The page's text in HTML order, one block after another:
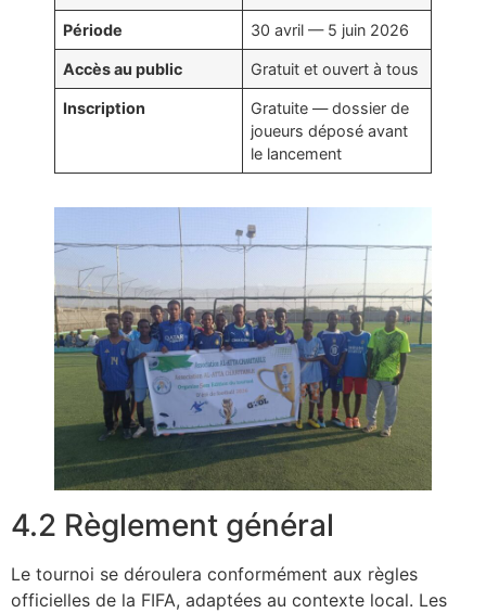
Période 30 avril — 5 juin 2026
Accès au public Gratuit et ouvert à tous
Inscription
Gratuite — dossier de
joueurs déposé avant
le lancement
4.2 Règlement général
Le tournoi se déroulera conformément aux règles
officielles de la FIFA, adaptées au contexte local. Les